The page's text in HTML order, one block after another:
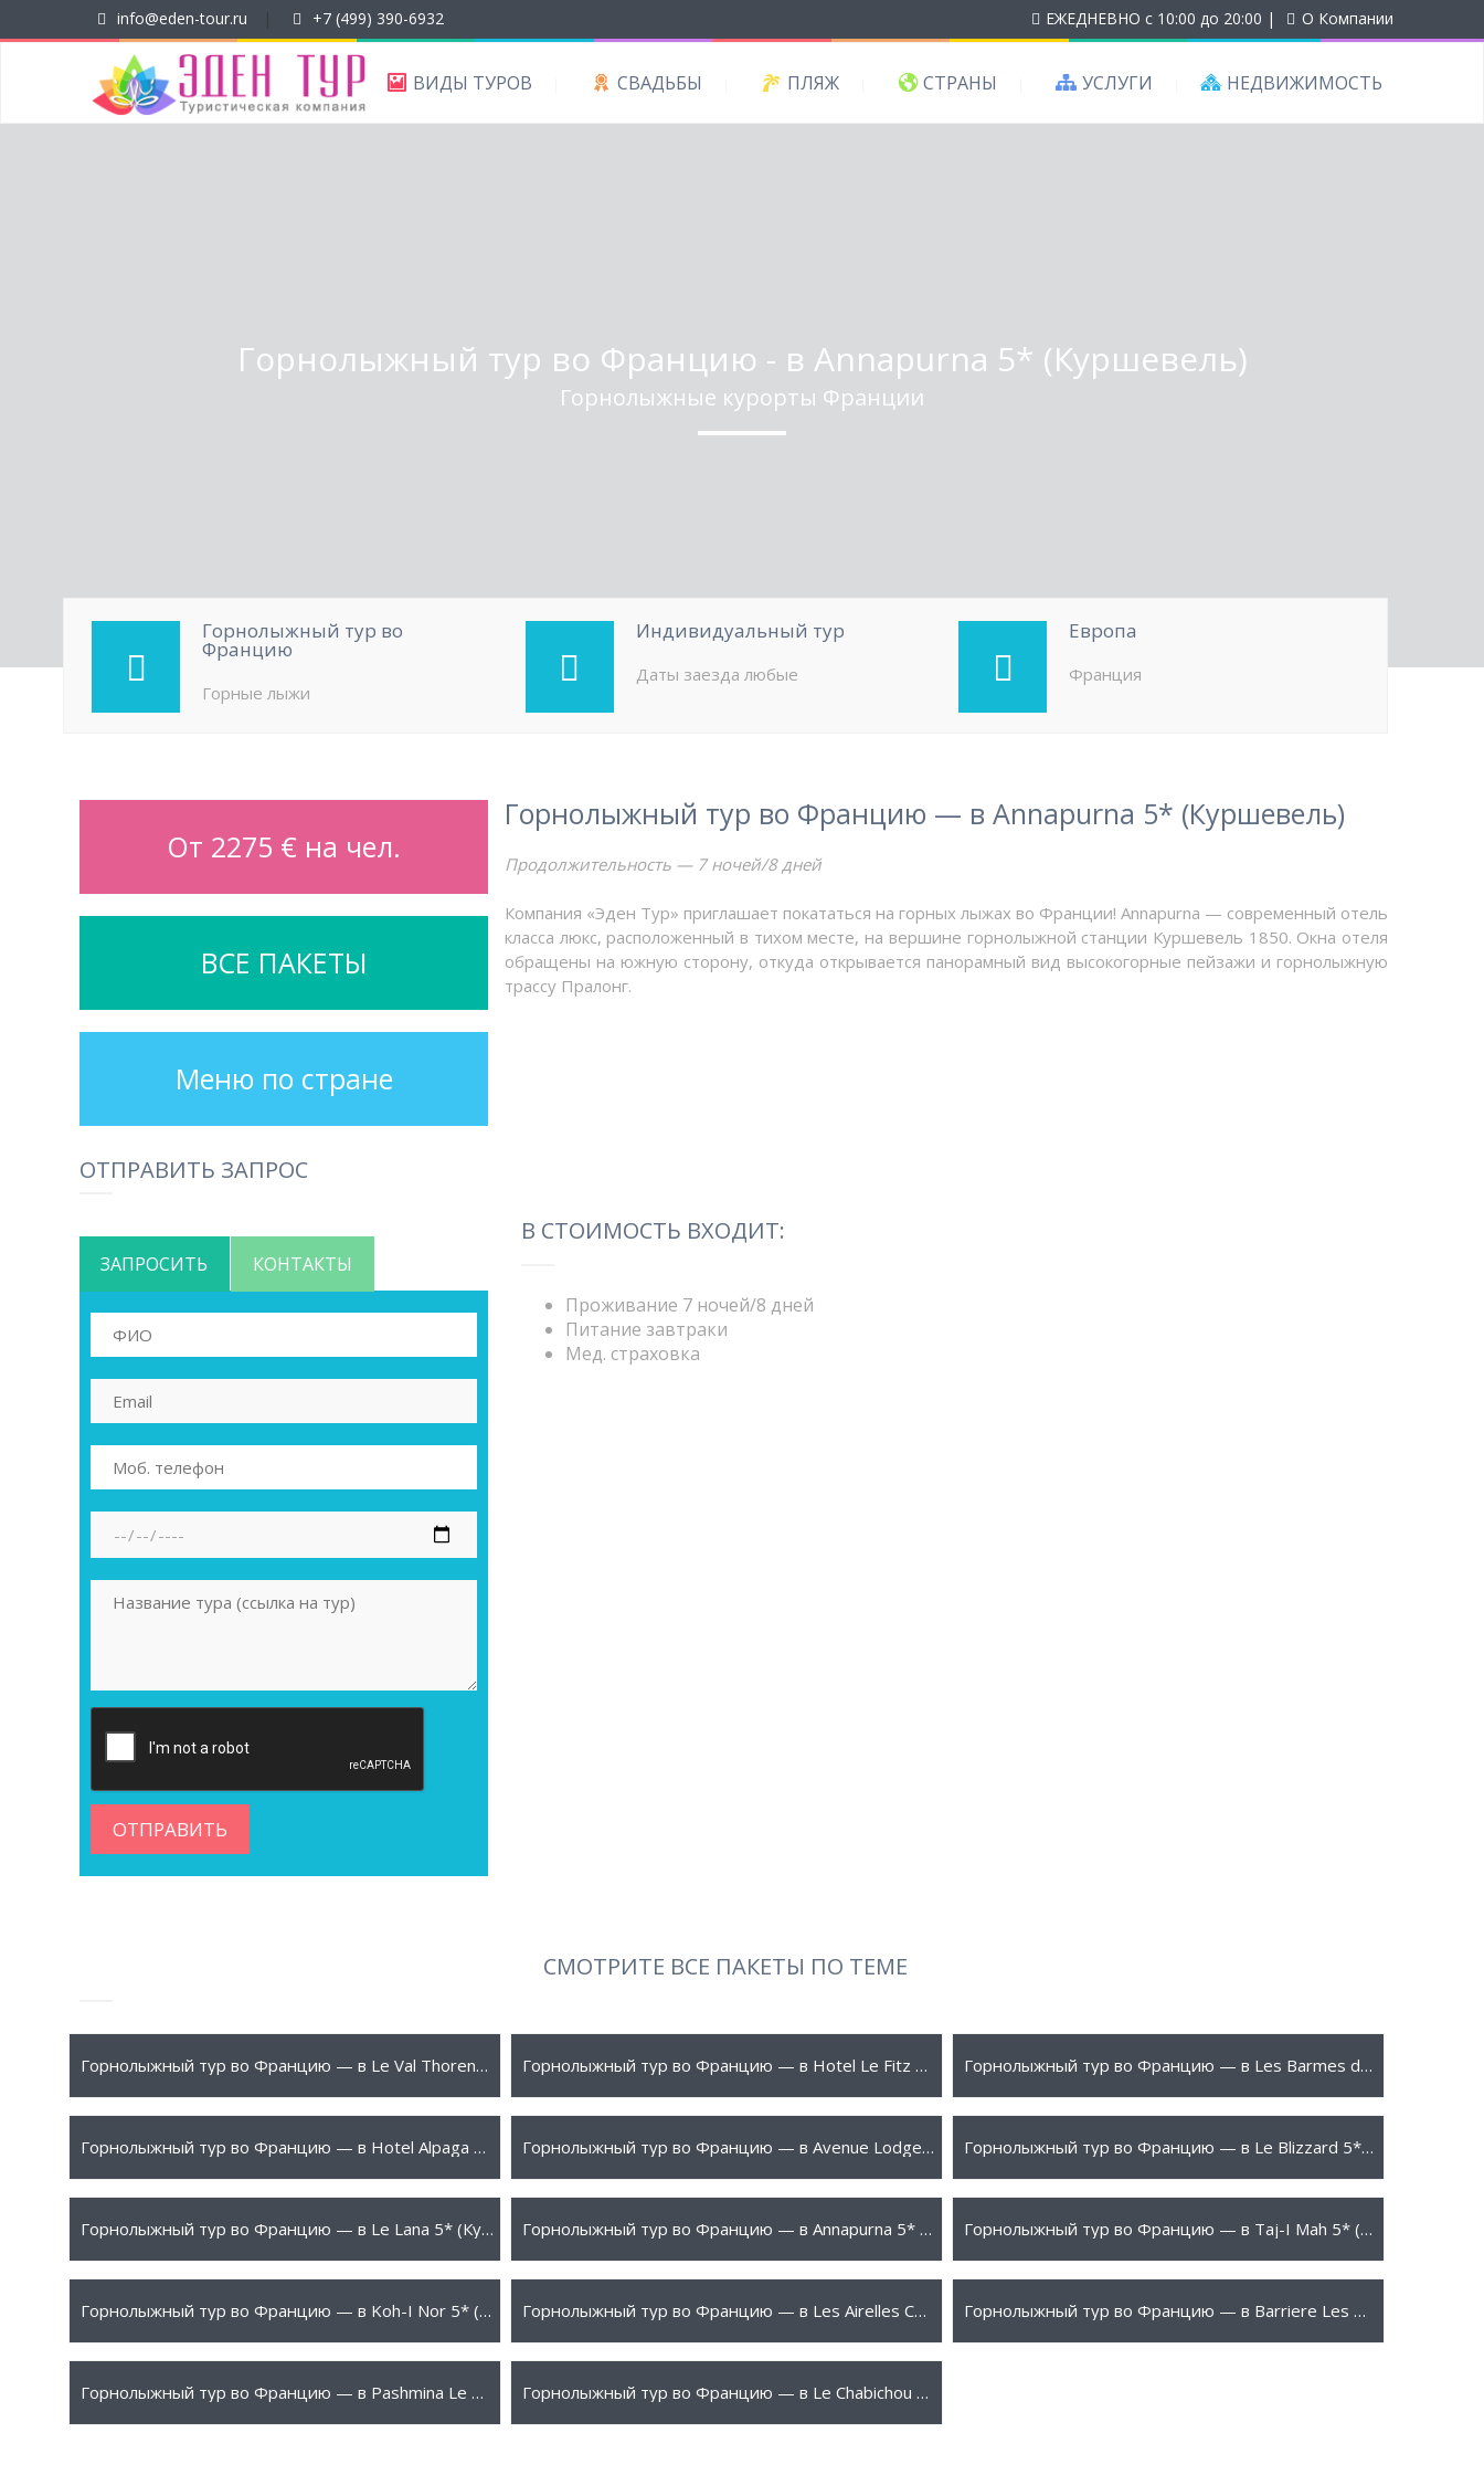
info@eden-tour.ru +7 (499) 390-6932 ЕЖЕДНЕВНО с 10:00 до 20:00 | О Компании
ВИДЫ ТУРОВ СВАДЬБЫ ПЛЯЖ СТРАНЫ УСЛУГИ НЕДВИЖИМОСТЬ
Горнолыжный тур во Францию - в Annapurna 5* (Куршевель)
Горнолыжные курорты Франции
Горнолыжный тур во
Францию
Горные лыжи
Индивидуальный тур
Даты заезда любые
Европа
Франция
От 2275 € на чел.
ВСЕ ПАКЕТЫ
Меню по стране
Горнолыжный тур во Францию — в Annapurna 5* (Куршевель)
Продолжительность — 7 ночей/8 дней
Компания «Эден Тур» приглашает покататься на горных лыжах во Франции! Annapurna — современный отель
класса люкс, расположенный в тихом месте, на вершине горнолыжной станции Куршевель 1850. Окна отеля
обращены на южную сторону, откуда открывается панорамный вид высокогорные пейзажи и горнолыжную
трассу Пралонг.
ОТПРАВИТЬ ЗАПРОС
ЗАПРОСИТЬ КОНТАКТЫ
В СТОИМОСТЬ ВХОДИТ:
Проживание 7 ночей/8 дней
Питание завтраки
Мед. страховка
СМОТРИТЕ ВСЕ ПАКЕТЫ ПО ТЕМЕ
700 € ПОДРОБНЕЕ Горнолыжный тур во Францию — в Le Val Thorens 4* (Валь Торанс) 945 € ПОДРОБНЕЕ Горнолыжный тур во Францию — в Hotel Le Fitz Roy 5* (Валь Торанс) 1208 € ПОДРОБНЕЕ Горнолыжный тур во Францию — в Les Barmes de l’Ours 5* (Валь-д’Изер)
1244 € ПОДРОБНЕЕ Горнолыжный тур во Францию — в Hotel Alpaga 5* (Межев) 1365 € ПОДРОБНЕЕ Горнолыжный тур во Францию — в Avenue Lodge 5* (Валь-д’Изер) 1610 € ПОДРОБНЕЕ Горнолыжный тур во Францию — в Le Blizzard 5* (Валь-д’Изер)
1960 € ПОДРОБНЕЕ Горнолыжный тур во Францию — в Le Lana 5* (Куршевель) 2275 € ПОДРОБНЕЕ Горнолыжный тур во Францию — в Annapurna 5* (Куршевель) 2363 € ПОДРОБНЕЕ Горнолыжный тур во Францию — в Taj-I Mah 5* (Лез Арк)
2730 € ПОДРОБНЕЕ Горнолыжный тур во Францию — в Koh-I Nor 5* (Валь Торанс) 4550 € ПОДРОБНЕЕ Горнолыжный тур во Францию — в Les Airelles Courchevel 5* (Куршевель) 5915 € ПОДРОБНЕЕ Горнолыжный тур во Францию — в Barriere Les Neiges 5* (Куршевель)
7168 € ПОДРОБНЕЕ Горнолыжный тур во Францию — в Pashmina Le Refuge 5* (Валь Торанс) 13475 € ПОДРОБНЕЕ Горнолыжный тур во Францию — в Le Chabichou 5* (Куршевель)